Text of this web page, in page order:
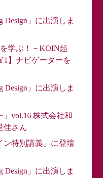
Design」に出演しま
学ぶ！－KOIN起
】ナビゲーターを
Design」に出演しま
」vol.16 株式会社和
さん
ン特別講義」に登壇
Design」に出演しま